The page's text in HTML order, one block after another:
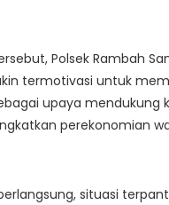
Polsek Rambah
termotivasi untuk
upaya mendukung
perekonomian
situasi